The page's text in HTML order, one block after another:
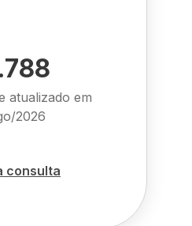
atualizado em
2026
consulta